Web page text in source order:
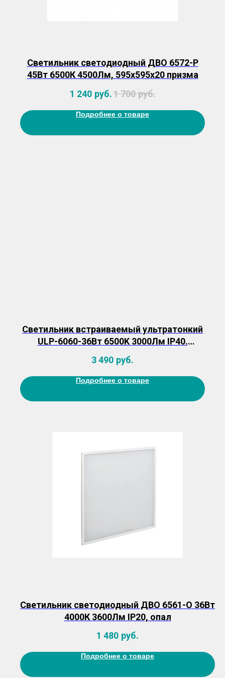
Светильник светодиодный ДВО 6572-P
45Вт 6500К 4500Лм, 595х595х20 призма
1 240 руб.1 700 руб.
Подробнее о товаре
Светильник встраиваемый ультратонкий
ULP-6060-36Вт 6500K 3000Лм IP40.
Торцевое свечение, матовый
3 490 руб.
Подробнее о товаре
Светильник светодиодный ДВО 6561-О 36Вт
4000К 3600Лм IP20, опал
1 480 руб.
Подробнее о товаре